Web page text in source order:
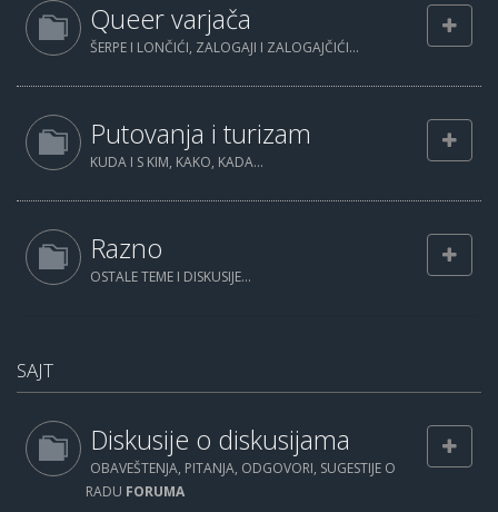
Queer varjača
ŠERPE I LONČIĆI, ZALOGAJI I ZALOGAJČIĆI...
Putovanja i turizam
KUDA I S KIM, KAKO, KADA...
Razno
OSTALE TEME I DISKUSIJE...
SAJT
Diskusije o diskusijama
OBAVEŠTENJA, PITANJA, ODGOVORI, SUGESTIJE O
RADU FORUMA